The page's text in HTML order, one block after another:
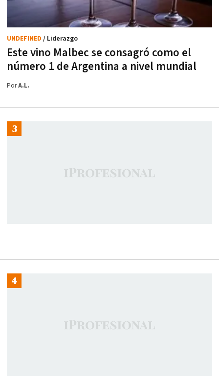
Este vino Malbec se consagró como el
número 1 de Argentina a nivel mundial
UNDEFINED / Liderazgo
PorA.L.